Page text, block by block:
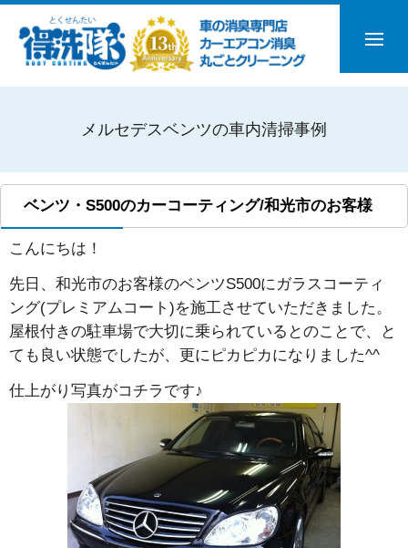
メルセデスベンツの車内清掃事例
ベンツ・S500のカーコーティング/和光市のお客様
こんにちは！
先日、和光市のお客様のベンツS500にガラスコーティ
ング(プレミアムコート)を施工させていただきました。
屋根付きの駐車場で大切に乗られているとのことで、と
ても良い状態でしたが、更にピカピカになりました^^
仕上がり写真がコチラです♪